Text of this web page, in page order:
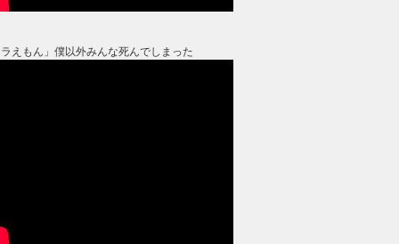
えもん」僕以外みんな死んでしまった